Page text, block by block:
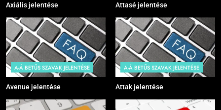
Axiális jelentése Attasé jelentése
A-Á BETŰS SZAVAK JELENTÉSE
Avenue jelentése
A-Á BETŰS SZAVAK JELENTÉSE
Attak jelentése